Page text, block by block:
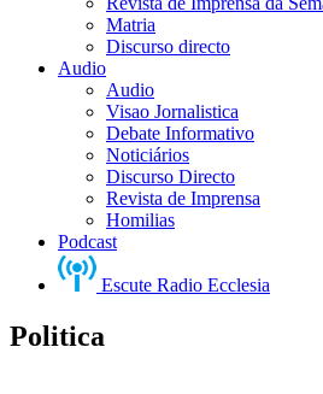
Matria
Discurso directo
Audio
Audio
Visao Jornalistica
Debate Informativo
Noticiários
Discurso Directo
Revista de Imprensa
Homilias
Podcast
Escute Radio Ecclesia
Politica